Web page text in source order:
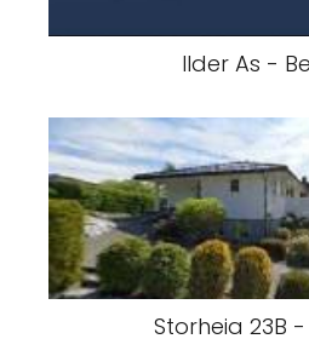
Ilder As -
Storheia 23B